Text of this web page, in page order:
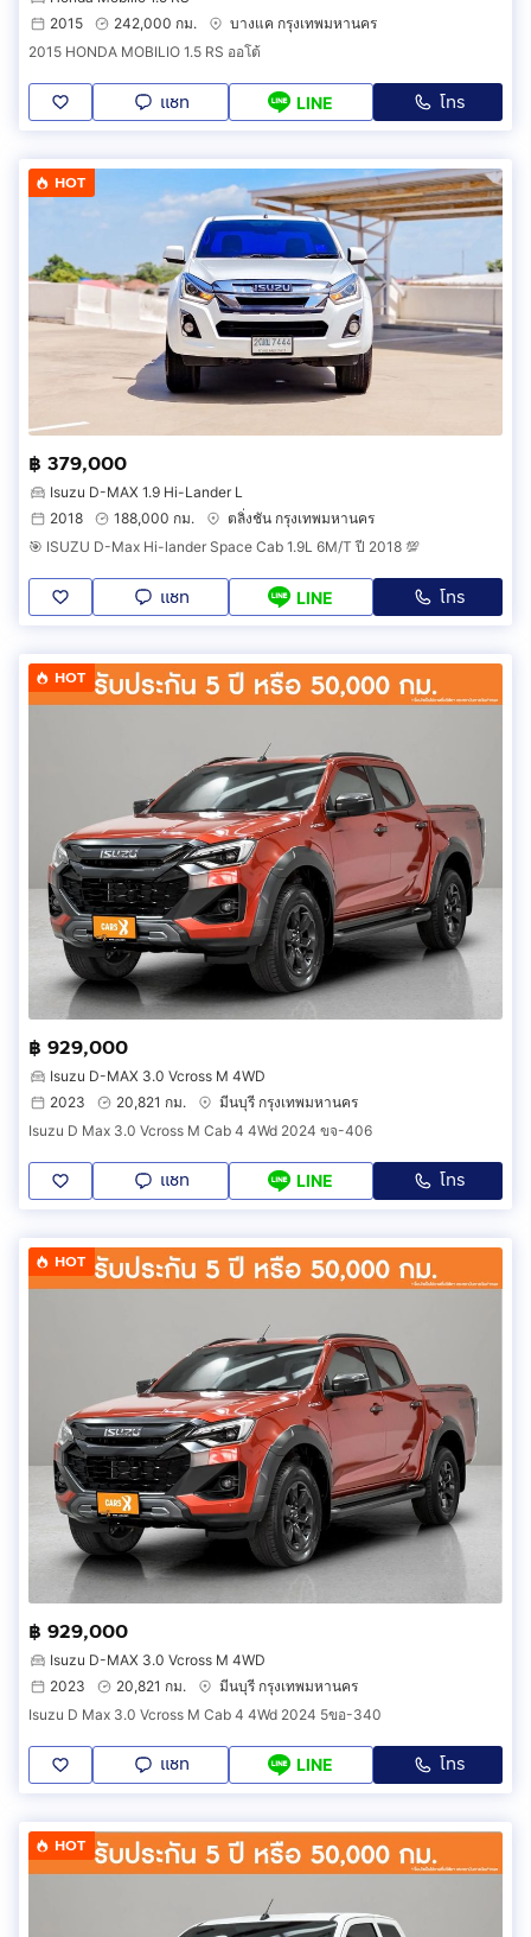
2015
242,000 กม.
บางแค กรุงเทพมหานคร
2015 HONDA MOBILIO 1.5 RS ออโต้
แชท LINE โทร
HOT
฿ 379,000
Isuzu D-MAX 1.9 Hi-Lander L
2018
188,000 กม.
ตลิ่งชัน กรุงเทพมหานคร
🎯 ISUZU D-Max Hi-lander Space Cab 1.9L 6M/T ปี 2018 💯
แชท LINE โทร
HOT
฿ 929,000
Isuzu D-MAX 3.0 Vcross M 4WD
2023
20,821 กม.
มีนบุรี กรุงเทพมหานคร
Isuzu D Max 3.0 Vcross M Cab 4 4Wd 2024 ขจ-406
แชท LINE โทร
HOT
฿ 929,000
Isuzu D-MAX 3.0 Vcross M 4WD
2023
20,821 กม.
มีนบุรี กรุงเทพมหานคร
Isuzu D Max 3.0 Vcross M Cab 4 4Wd 2024 5ขอ-340
แชท LINE โทร
HOT